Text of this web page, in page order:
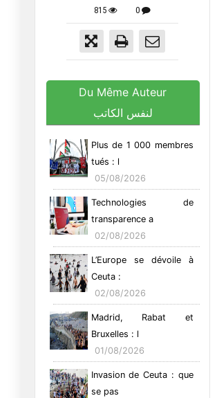
815 0
Du Même Auteur
لنفس الكاتب
Plus de 1 000 membres
tués : l
05/08/2026
Technologies de
transparence a
02/08/2026
L’Europe se dévoile à
Ceuta :
02/08/2026
Madrid, Rabat et
Bruxelles : l
01/08/2026
Invasion de Ceuta : que
se pas